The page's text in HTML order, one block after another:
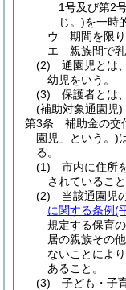
1号及び第2
じ。)を一時
ウ
期間を限
エ
親族間で
(2)
通園児とは
幼児をいう。
(3)
保護者とは
(補助対象通園児)
第3条
補助金の交
園児」という。)
る。
(1)
市内に住所
されていること
(2)
当該通園児
に関する条例(
規定する保育
居の親族その
ないことによ
あること。
(3)
子ども・子